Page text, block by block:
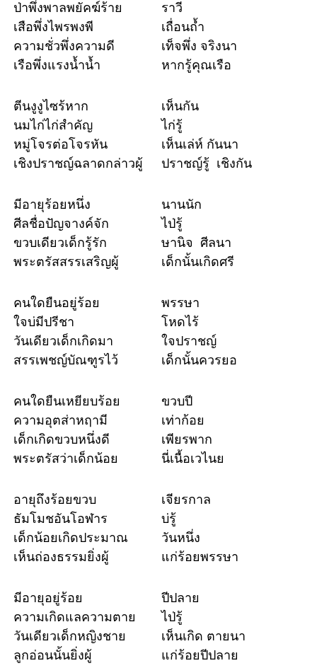
ป่าพึ่งพาลพยัคฆ์ร้าย
เสือพึ่งไพรพงพี
ความชั่วพึ่งความดี
เรือพึ่งแรงน้ำน้ำ
ราวี
เถื่อนถ้ำ
เท็จพึ่ง จริงนา
หากรู้คุณเรือ
ตีนงูงูไซร้หาก
นมไก่ไก่สำคัญ
หมู่โจรต่อโจรหัน
เชิงปราชญ์ฉลาดกล่าวผู้
เห็นกัน
ไก่รู้
เห็นเล่ห์ กันนา
ปราชญ์รู้ เชิงกัน
มีอายุร้อยหนึ่ง
ศีลชื่อปัญจางค์จัก
ขวบเดียวเด็กรู้รัก
พระตรัสสรรเสริญผู้
นานนัก
ไป่รู้
ษานิจ ศีลนา
เด็กนั้นเกิดศรี
คนใดยืนอยู่ร้อย
ใจบ่มีปรีชา
วันเดียวเด็กเกิดมา
สรรเพชญ์บัณฑูรไว้
พรรษา
โหดไร้
ใจปราชญ์
เด็กนั้นควรยอ
คนใดยืนเหยียบร้อย
ความอุตส่าหฤามี
เด็กเกิดขวบหนึ่งดี
พระตรัสว่าเด็กน้อย
ขวบปี
เท่าก้อย
เพียรพาก
นี่เนื้อเวไนย
อายุถึงร้อยขวบ
ธัมโมชอันโอฬาร
เด็กน้อยเกิดประมาณ
เห็นถ่องธรรมยิ่งผู้
เจียรกาล
บ่รู้
วันหนึ่ง
แก่ร้อยพรรษา
มีอายุอยู่ร้อย
ความเกิดแลความตาย
วันเดียวเด็กหญิงชาย
ลูกอ่อนนั้นยิ่งผู้
ปีปลาย
ไป่รู้
เห็นเกิด ตายนา
แก่ร้อยปีปลาย